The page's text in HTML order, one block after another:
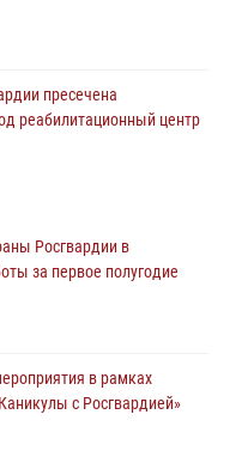
пресечена
реабилитационный центр
мероприятий в
мужчину, который
Росгвардии в
за первое полугодие
в рамках
с Росгвардией»